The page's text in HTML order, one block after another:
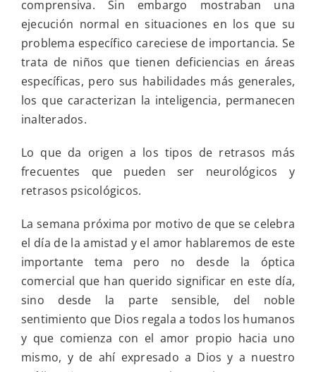
comprensiva. Sin embargo mostraban una
ejecución normal en situaciones en los que su
problema específico careciese de importancia. Se
trata de niños que tienen deficiencias en áreas
específicas, pero sus habilidades más generales,
los que caracterizan la inteligencia, permanecen
inalterados.
Lo que da origen a los tipos de retrasos más
frecuentes que pueden ser neurológicos y
retrasos psicológicos.
La semana próxima por motivo de que se celebra
el día de la amistad y el amor hablaremos de este
importante tema pero no desde la óptica
comercial que han querido significar en este día,
sino desde la parte sensible, del noble
sentimiento que Dios regala a todos los humanos
y que comienza con el amor propio hacia uno
mismo, y de ahí expresado a Dios y a nuestro